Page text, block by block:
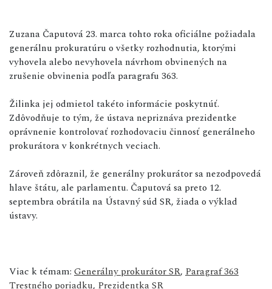
Zuzana Čaputová 23. marca tohto roka oficiálne požiadala
generálnu prokuratúru o všetky rozhodnutia, ktorými
vyhovela alebo nevyhovela návrhom obvinených na
zrušenie obvinenia podľa paragrafu 363.
Žilinka jej odmietol takéto informácie poskytnúť.
Zdôvodňuje to tým, že ústava nepriznáva prezidentke
oprávnenie kontrolovať rozhodovaciu činnosť generálneho
prokurátora v konkrétnych veciach.
Zároveň zdôraznil, že generálny prokurátor sa nezodpovedá
hlave štátu, ale parlamentu. Čaputová sa preto 12.
septembra obrátila na Ústavný súd SR, žiada o výklad
ústavy.
Viac k témam: Generálny prokurátor SR, Paragraf 363
Trestného poriadku, Prezidentka SR